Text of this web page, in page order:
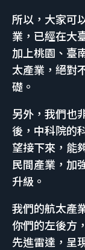
所以，大家可
業，已經在大
加上桃園、臺
太產業，絕對
礎。
另外，我們也
後，中科院的
望接下來，能
民間產業，加
升級。
我們的航太產
你們的左後方
先進雷達，呈